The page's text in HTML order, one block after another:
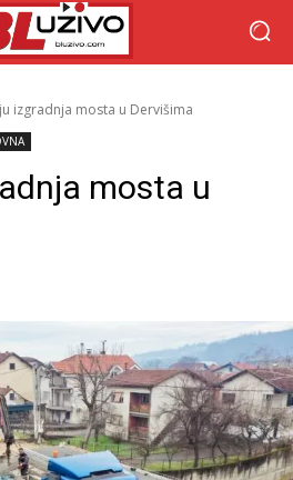
izgradnja mosta u Dervišima
mosta u